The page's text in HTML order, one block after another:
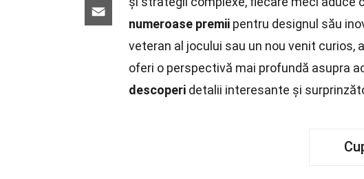
numeroase premii pentru designul său
veteran al jocului sau un nou venit
oferi o perspectivă mai profundă asupra
descoperi detalii interesante și